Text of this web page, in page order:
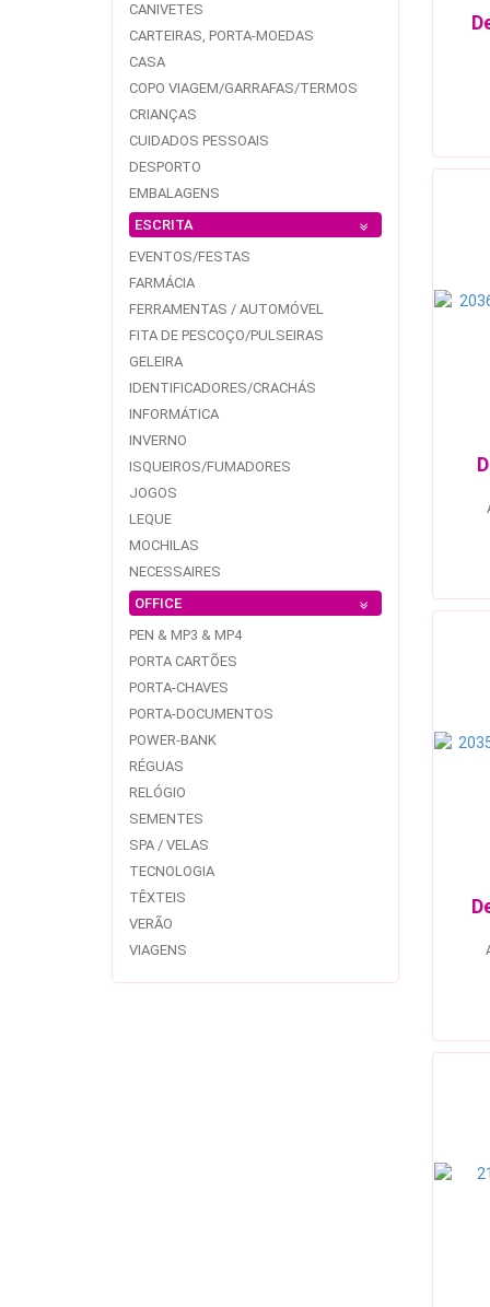
CANIVETES
CARTEIRAS, PORTA-MOEDAS
CASA
COPO VIAGEM/GARRAFAS/TERMOS
CRIANÇAS
CUIDADOS PESSOAIS
DESPORTO
EMBALAGENS
ESCRITA
EVENTOS/FESTAS
FARMÁCIA
FERRAMENTAS / AUTOMÓVEL
FITA DE PESCOÇO/PULSEIRAS
GELEIRA
IDENTIFICADORES/CRACHÁS
INFORMÁTICA
INVERNO
ISQUEIROS/FUMADORES
JOGOS
LEQUE
MOCHILAS
NECESSAIRES
OFFICE
PEN & MP3 & MP4
PORTA CARTÕES
PORTA-CHAVES
PORTA-DOCUMENTOS
POWER-BANK
RÉGUAS
RELÓGIO
SEMENTES
SPA / VELAS
TECNOLOGIA
TÊXTEIS
VERÃO
VIAGENS